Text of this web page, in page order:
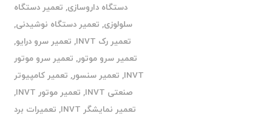
دستگاه داروسازی, تعمیر دستگاه
سلولوزی, تعمیر دستگاه نوشیدنی,
تعمیر رک INVT
, تعمیر سرو درایو,
تعمیر سرو موتور, تعمیر سرو موتور
INVT
, تعمیر سنسور, تعمیر کامپیوتر
صنعتی INVT
, تعمیر موتور INVT
,
تعمیر نمایشگر INVT
, تعمیرات برد